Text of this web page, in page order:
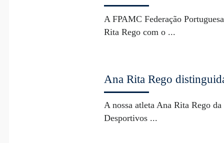
A FPAMC Federação
Rita Rego com o ...
Ana Rita Rego
A nossa atleta Ana Rita Rego
Desportivos ...